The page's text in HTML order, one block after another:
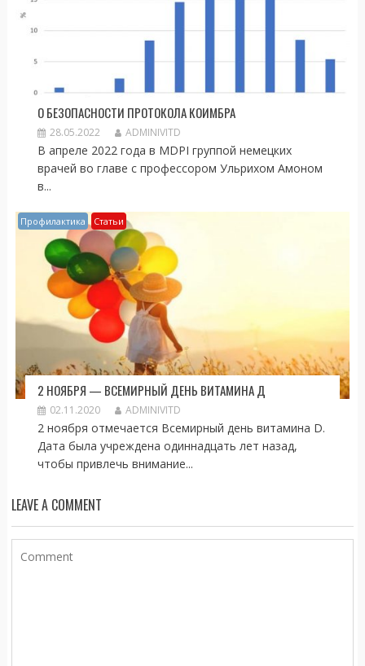
О БЕЗОПАСНОСТИ ПРОТОКОЛА КОИМБРА
28.05.2022 ADMINIVITD
В апреле 2022 года в MDPI группой немецких
врачей во главе с профессором Ульрихом Амоном
в...
Профилактика Статьи
2 НОЯБРЯ — ВСЕМИРНЫЙ ДЕНЬ ВИТАМИНА Д
02.11.2020 ADMINIVITD
2 ноября отмечается Всемирный день витамина D.
Дата была учреждена одиннадцать лет назад,
чтобы привлечь внимание...
LEAVE A COMMENT